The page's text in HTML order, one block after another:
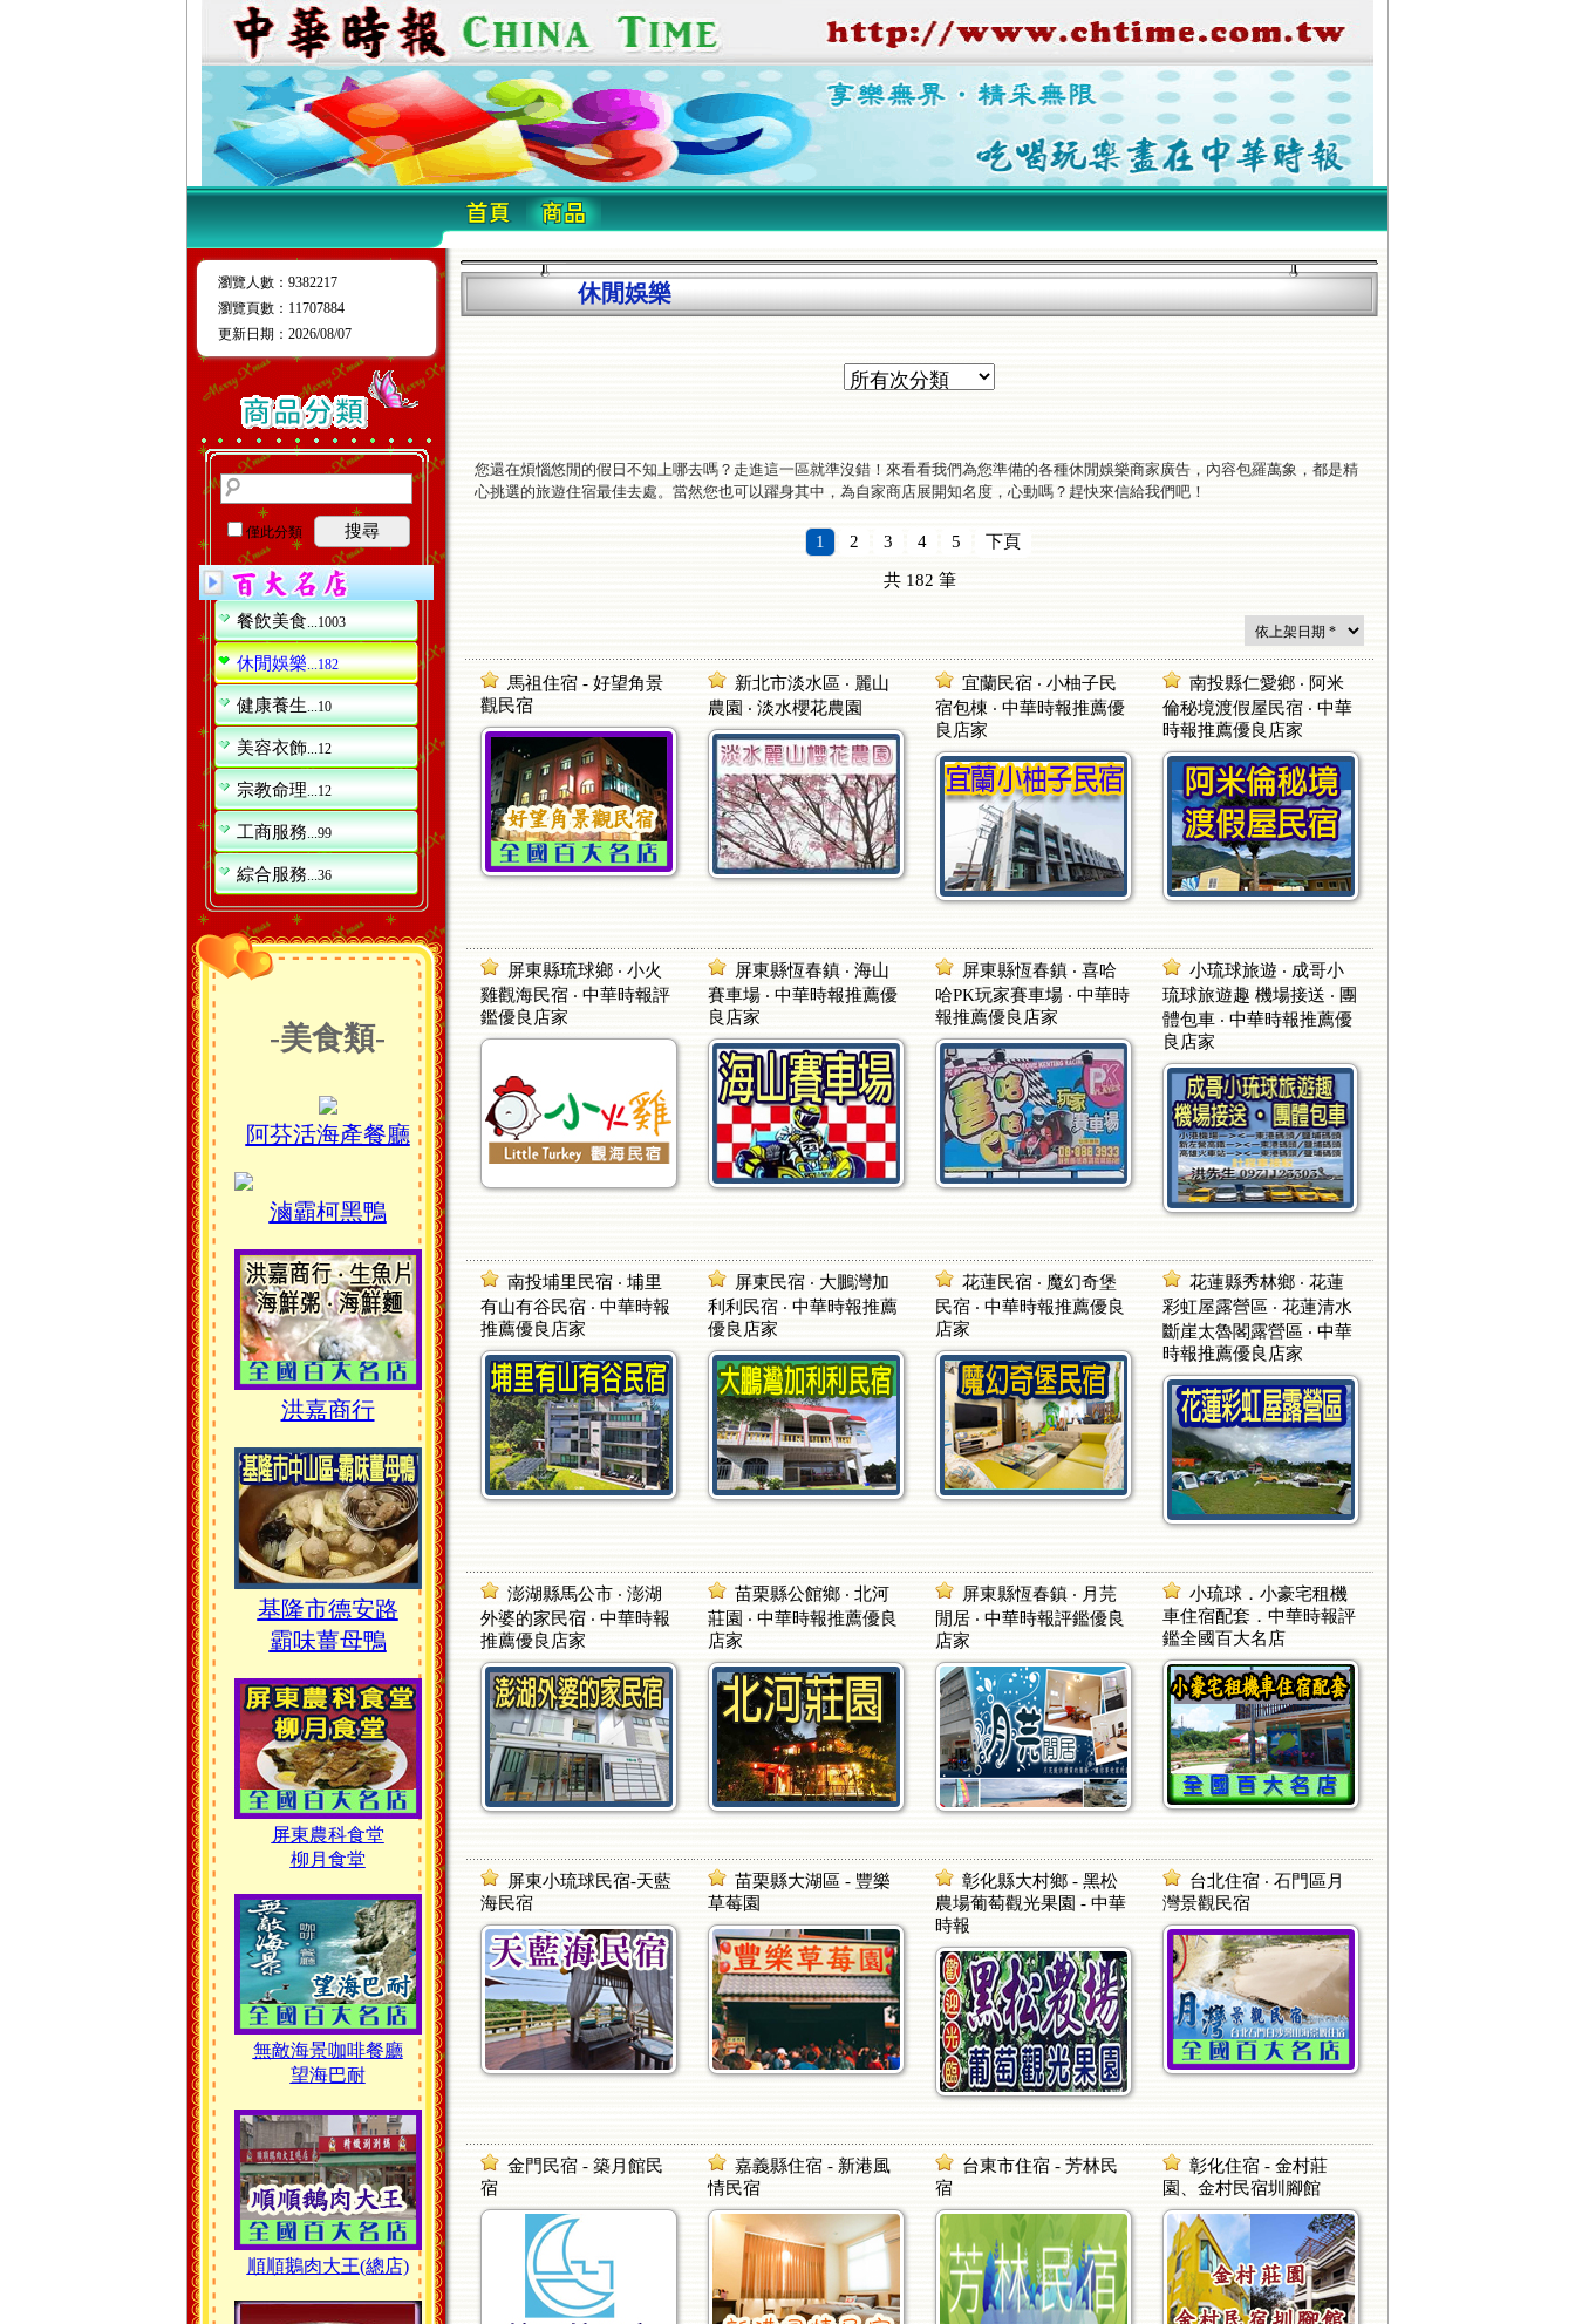
瀏覽人數 ： 9382217
瀏覽頁數 ： 11707884
更新日期 ：2026/08/07
僅此分類 搜尋
餐飲美食 ...1003
休閒娛樂...182
健康養生 ...10
美容衣飾 ...12
宗教命理 ...12
工商服務 ...99
綜合服務 ...36
-美食類-
阿芬活海產餐廳
滷霸柯黑鴨
洪嘉商行
基隆市德安路
霸味薑母鴨
屏東農科食堂
柳月食堂
無敵海景咖啡餐廳
望海巴耐
順順鵝肉大王(總店)
休閒娛樂
您還在煩惱悠閒的假日不知上哪去嗎？走進這一區就準沒錯！來看看我們為您準備的各種休閒娛樂商家廣告，內容包羅萬象，都是精
心挑選的旅遊住宿最佳去處。當然您也可以躍身其中，為自家商店展開知名度，心動嗎？趕快來信給我們吧！
1 2 3 4 5 下頁
共182 筆
馬祖住宿 - 好望角景
觀民宿
新北市淡水區 ‧ 麗山
農園 ‧ 淡水櫻花農園
宜蘭民宿 ‧ 小柚子民
宿包棟 ‧ 中華時報推薦優
良店家
南投縣仁愛鄉 ‧ 阿米
倫秘境渡假屋民宿 ‧ 中華
時報推薦優良店家
屏東縣琉球鄉 ‧ 小火
雞觀海民宿 ‧ 中華時報評
鑑優良店家
屏東縣恆春鎮 ‧ 海山
賽車場 ‧ 中華時報推薦優
良店家
屏東縣恆春鎮 ‧ 喜哈
哈PK玩家賽車場 ‧ 中華時
報推薦優良店家
小琉球旅遊 ‧ 成哥小
琉球旅遊趣 機場接送 ‧ 團
體包車 ‧ 中華時報推薦優
良店家
南投埔里民宿 ‧ 埔里
有山有谷民宿 ‧ 中華時報
推薦優良店家
屏東民宿 ‧ 大鵬灣加
利利民宿 ‧ 中華時報推薦
優良店家
花蓮民宿 ‧ 魔幻奇堡
民宿 ‧ 中華時報推薦優良
店家
花蓮縣秀林鄉 ‧ 花蓮
彩虹屋露營區 ‧ 花蓮清水
斷崖太魯閣露營區 ‧ 中華
時報推薦優良店家
澎湖縣馬公市 ‧ 澎湖
外婆的家民宿 ‧ 中華時報
推薦優良店家
苗栗縣公館鄉 ‧ 北河
莊園 ‧ 中華時報推薦優良
店家
屏東縣恆春鎮 ‧ 月芫
閒居 ‧ 中華時報評鑑優良
店家
小琉球．小豪宅租機
車住宿配套．中華時報評
鑑全國百大名店
屏東小琉球民宿-天藍
海民宿
苗栗縣大湖區 - 豐樂
草莓園
彰化縣大村鄉 - 黑松
農場葡萄觀光果園 - 中華
時報
台北住宿 ‧ 石門區月
灣景觀民宿
金門民宿 - 築月館民
宿
嘉義縣住宿 - 新港風
情民宿
台東市住宿 - 芳林民
宿
彰化住宿 - 金村莊
園、金村民宿圳腳館